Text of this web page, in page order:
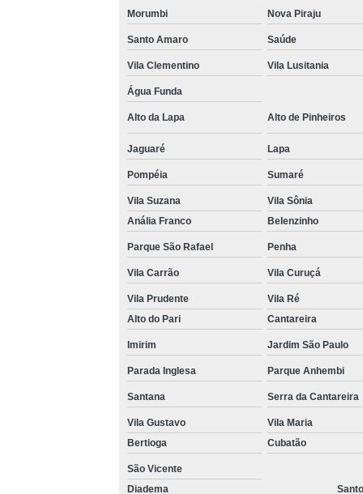
Morumbi Nova Piraju
Santo Amaro Saúde
Vila Clementino Vila Lusitania
Água Funda
Alto da Lapa Alto de Pinheiros
Jaguaré Lapa
Pompéia Sumaré
Vila Suzana Vila Sônia
Anália Franco
Belenzinho
Parque São Rafael Penha
Vila Carrão Vila Curuçá
Vila Prudente Vila Ré
Alto do Pari
Cantareira
Imirim Jardim São Paulo
Parada Inglesa Parque Anhembi
Santana Serra da Cantareira
Vila Gustavo Vila Maria
Bertioga
Cubatão
São Vicente
Diadema